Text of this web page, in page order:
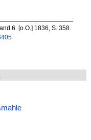
6. [o.O.] 1836, S. 358.